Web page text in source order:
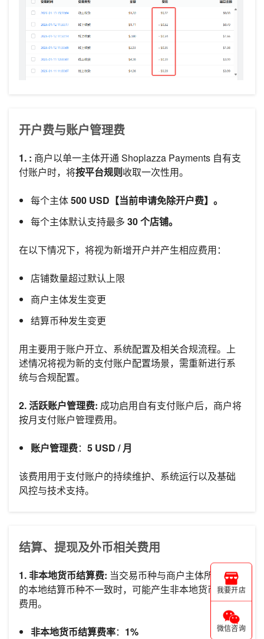
开户费与账户管理费
1. : 商户以单一主体开通 Shoplazza Payments 自有支
付账户时，将按平台规则收取一次性用。
每个主体500 USD【当前申请免除开户费】。
每个主体默认支持最多 30 个店铺。
在以下情况下，将视为新增开户并产生相应费用：
店铺数量超过默认上限
商户主体发生变更
结算币种发生变更
用主要用于账户开立、系统配置及相关合规流程。上
述情况将视为新的支付账户配置场景，需重新进行系
统与合规配置。
2. 活跃账户管理费: 成功启用自有支付账户后，商户将
按月支付账户管理费用。
账户管理费： 5 USD / 月
该费用用于支付账户的持续维护、系统运行以及基础
风控与技术支持。
结算、提现及外币相关费用
1. 非本地货币结算费: 当交易币种与商户主体所在地区
的本地结算币种不一致时，可能产生非本地货币结算
费用。
非本地货币结算费率： 1%
我要开店
微信咨询